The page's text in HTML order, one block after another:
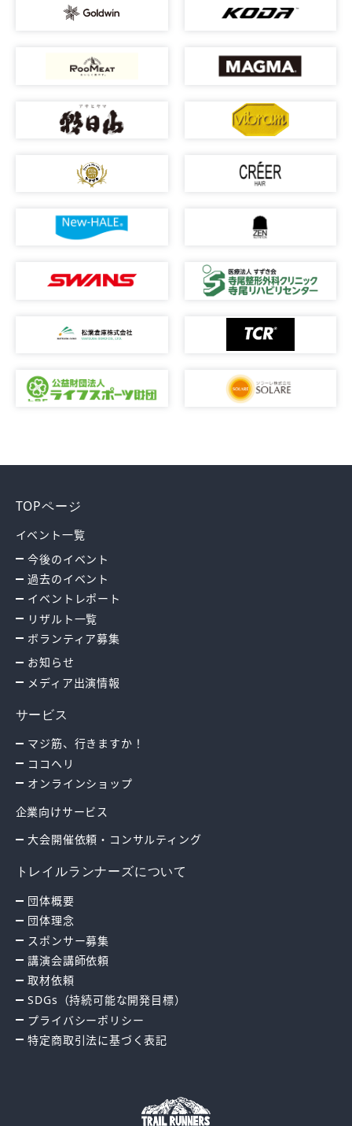
TOPページ
イベント一覧
今後のイベント
過去のイベント
イベントレポート
リザルト一覧
ボランティア募集
お知らせ
メディア出演情報
サービス
マジ筋、行きますか！
ココヘリ
オンラインショップ
企業向けサービス
大会開催依頼・コンサルティング
トレイルランナーズについて
団体概要
団体理念
スポンサー募集
講演会講師依頼
取材依頼
SDGs（持続可能な開発目標）
プライバシーポリシー
特定商取引法に基づく表記